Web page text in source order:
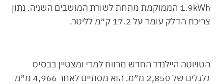
1.9kWh הממוקמת מתחת לשורת המושבים השניה. נתון
צריכת הדלק עומד על 17.2 ק״מ לליטר.
הטויוטה היילנדר החדש מרווח למדי ומצטיין בבסיס
גלגלים של 2,850 מ״מ. הוא מסתיים לאחר 4,966 מ״מ